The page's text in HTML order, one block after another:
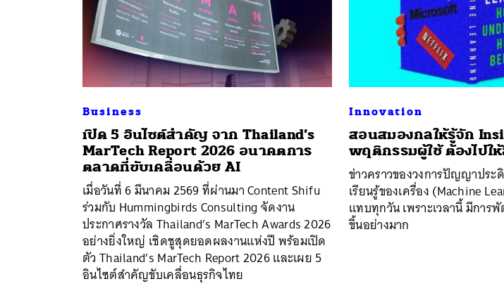
Business
เปิด 5 อินไซต์สำคัญ จาก Thailand’s
MarTech Report 2026 อนาคตการ
ตลาดที่ขับเคลื่อนด้วย AI
เมื่อวันที่ 6 มีนาคม 2569 ที่ผ่านมา Content Shifu
ร่วมกับ Hummingbirds Consulting จัดงาน
ประกาศรางวัล Thailand’s MarTech Awards 2026
อย่างยิ่งใหญ่ เชิดชูสุดยอดผลงานแห่งปี พร้อมเปิด
ตัว Thailand’s MarTech Report 2026 และเผย 5
อินไซต์สำคัญขับเคลื่อนธุรกิจไทย
Innovation
สอนสมองกลให้รู้จัก
พฤติกรรมผู้ใช้ ต้องไปใ
ข่าวคราวของวงการปัญญาประ
เรียนรู้ของเครื่อง (Machine
แทบทุกวัน เพราะเวลานี้ มีการ
ขึ้นอย่างมาก
SHARE TWEET